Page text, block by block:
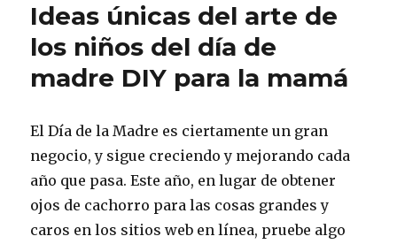
Ideas únicas del arte de
los niños del día de
madre DIY para la mamá
El Día de la Madre es ciertamente un gran
negocio, y sigue creciendo y mejorando cada
año que pasa. Este año, en lugar de obtener
ojos de cachorro para las cosas grandes y
caros en los sitios web en línea, pruebe algo